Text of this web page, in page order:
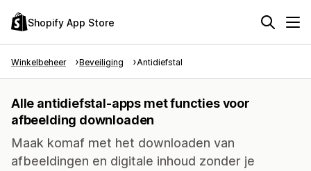
Shopify App Store
Winkelbeheer Beveiliging Antidiefstal
Alle antidiefstal-apps met functies voor
afbeelding downloaden
Maak komaf met het downloaden van
afbeeldingen en digitale inhoud zonder je